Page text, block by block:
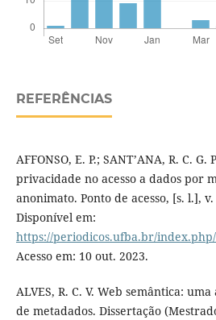
REFERÊNCIAS
AFFONSO, E. P.; SANT’ANA, R. C.
privacidade no acesso a dados por
anonimato. Ponto de acesso, [s. l.],
Disponível em:
https://periodicos.ufba.br/
Acesso em: 10 out. 2023.
ALVES, R. C. V. Web semântica:
de metadados. Dissertação